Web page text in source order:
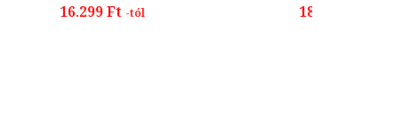
16.299 Ft -tól 18.899 Ft